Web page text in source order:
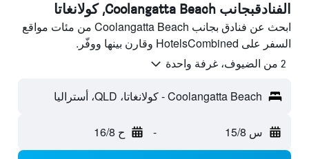
الفنادقبجانب Coolangatta Beach, كولانغاتا
ابحث عن فنادق بجانب Coolangatta Beach من مئات مواقع
السفر على HotelsCombined وقارن بينها ووفّر.
2 من الضيوف، غرفة واحدة
Coolangatta Beach - كولانغاتا، QLD، أستراليا
س 15/8 - ح 16/8